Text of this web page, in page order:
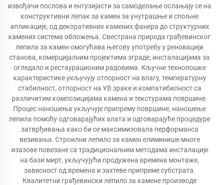
извођачи послова и ентузијасти за самоделање ослањају се на
конструктивни лепак за камен за унутрашње и спољне
апликације, од декоративних камених фанера до структурних
камених система обложења. Свестрана природа грађевинског
лепила за камен омогућава његову употребу у реновацији
станова, комерцијалним пројектима зграде, инсталацијама за
огледало и рестаурационим радовима. Кључне технолошке
карактеристике укључују отпорност на влагу, температурну
стабилност, отпорност на УВ зраке и компатибилност са
различитим композицијама камена и текстурама површине.
Процес наношења укључује припрему површине, наношење
лепила помоћу одговарајућих алата и одговарајуће процедуре
затврђивања како би се максимизовала перформанса
везивања. Строилни лепило за камен елиминише многе
изазове повезане са традиционалним методама инсталације
на бази мирт, укључујући продужена времена монтаже,
зависност од времена и захтеве припреме субстрата.
Квалитетни грађевински лепило за камене производе